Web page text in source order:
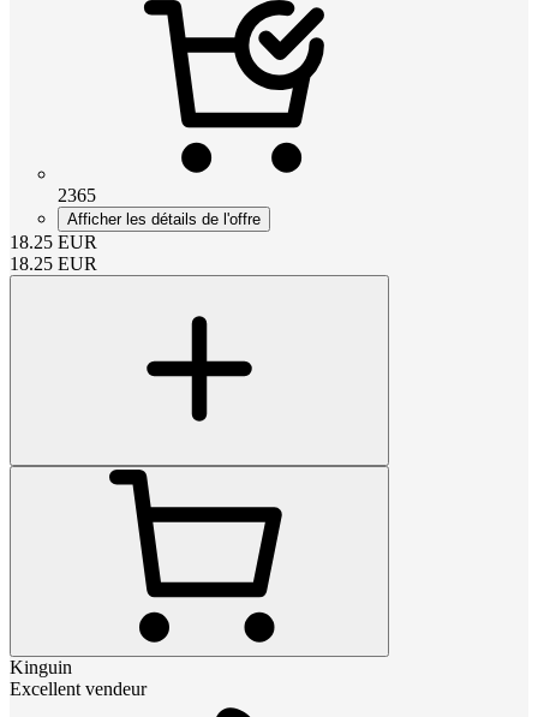
2365
Afficher les détails de l'offre
18.25 EUR
18.25 EUR
Kinguin
Excellent vendeur